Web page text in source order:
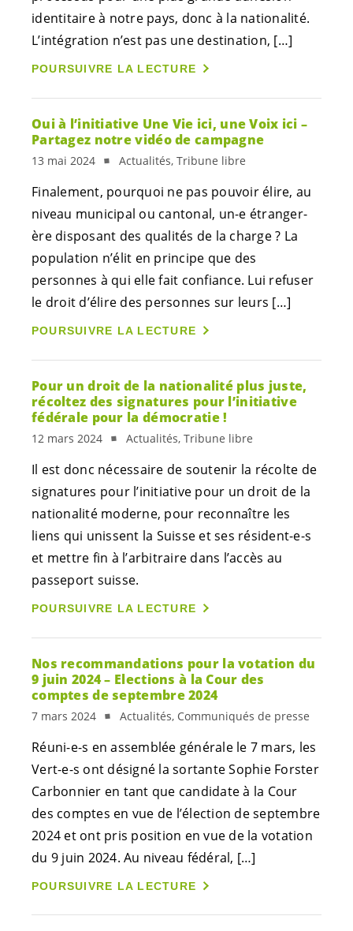
identitaire à notre pays, donc à la nationalité.
L’intégration n’est pas une destination, […]
POURSUIVRE LA LECTURE
Oui à l’initiative Une Vie ici, une Voix ici –
Partagez notre vidéo de campagne
13 mai 2024 Actualités, Tribune libre
Finalement, pourquoi ne pas pouvoir élire, au
niveau municipal ou cantonal, un-e étranger-
ère disposant des qualités de la charge ? La
population n’élit en principe que des
personnes à qui elle fait confiance. Lui refuser
le droit d’élire des personnes sur leurs […]
POURSUIVRE LA LECTURE
Pour un droit de la nationalité plus juste,
récoltez des signatures pour l’initiative
fédérale pour la démocratie !
12 mars 2024 Actualités, Tribune libre
Il est donc nécessaire de soutenir la récolte de
signatures pour l’initiative pour un droit de la
nationalité moderne, pour reconnaître les
liens qui unissent la Suisse et ses résident-e-s
et mettre fin à l’arbitraire dans l’accès au
passeport suisse.
POURSUIVRE LA LECTURE
Nos recommandations pour la votation du
9 juin 2024 – Elections à la Cour des
comptes de septembre 2024
7 mars 2024 Actualités, Communiqués de presse
Réuni-e-s en assemblée générale le 7 mars, les
Vert-e-s ont désigné la sortante Sophie Forster
Carbonnier en tant que candidate à la Cour
des comptes en vue de l’élection de septembre
2024 et ont pris position en vue de la votation
du 9 juin 2024. Au niveau fédéral, […]
POURSUIVRE LA LECTURE